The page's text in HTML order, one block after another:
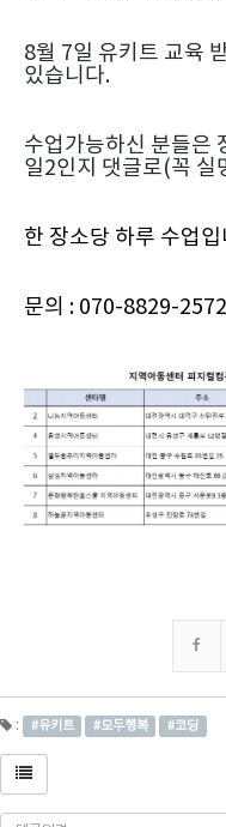
8월 7일 유키트 교육
있습니다.
수업가능하신 분들은
일2인지 댓글로(꼭 실
한 장소당 하루 수업
문의 : 070-8829-2572
: #유키트 #모두행복 #코딩